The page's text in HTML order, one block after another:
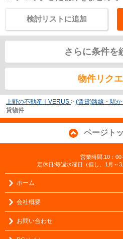
検討リストに追加
さらに条件を
物件リク
上野の不動産｜VERUS > (賃貸)路線・駅
貸物件
ページト
営業時間:10：00
定休日:毎週水曜日（但し、1月～
ホーム
会社概要
お問い合わせ